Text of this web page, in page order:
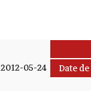
Date
2012-05-24